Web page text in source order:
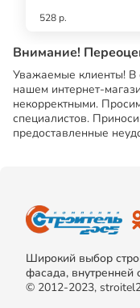
528 р.
Внимание!
Уважаемые клиенты! В
нашем интернет-
некорректными.
специалистов.
предоставленные
Широкий выбор
фасада, внутренней
© 2012-2023,